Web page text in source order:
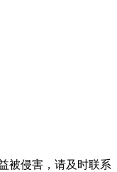
被侵害，请及时联系